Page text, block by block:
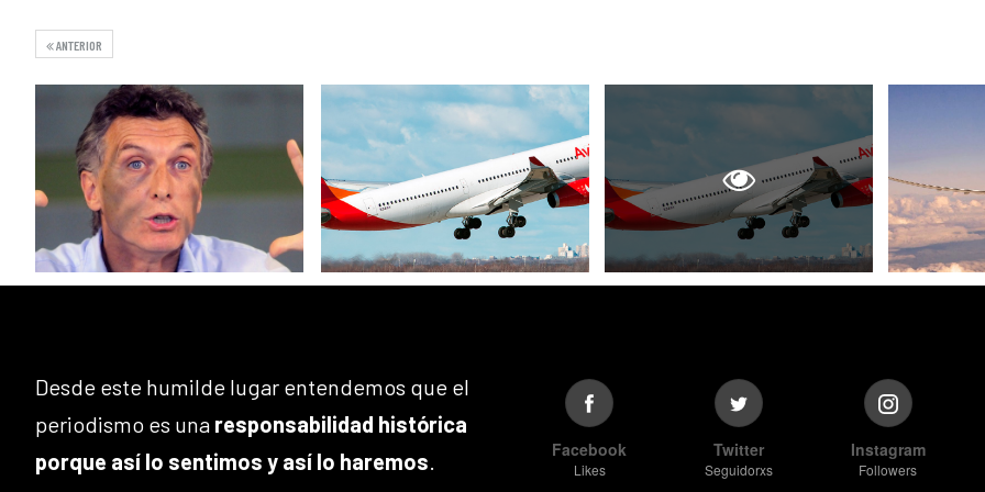
ANTERIOR
Desde este humilde lugar entendemos que el
periodismo es una responsabilidad histórica
porque así lo sentimos y así lo haremos. Facebook
Likes
Twitter
Seguidorxs
Instagram
Followers